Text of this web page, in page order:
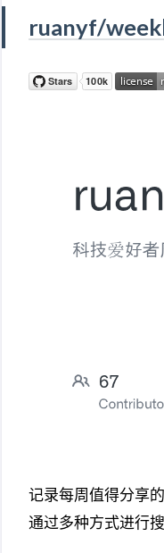
ruanyf/
记录每周值得分享
通过多种方式进行搜